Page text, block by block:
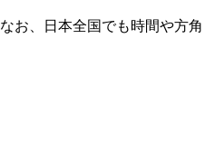
なお、日本全国でも時間や方